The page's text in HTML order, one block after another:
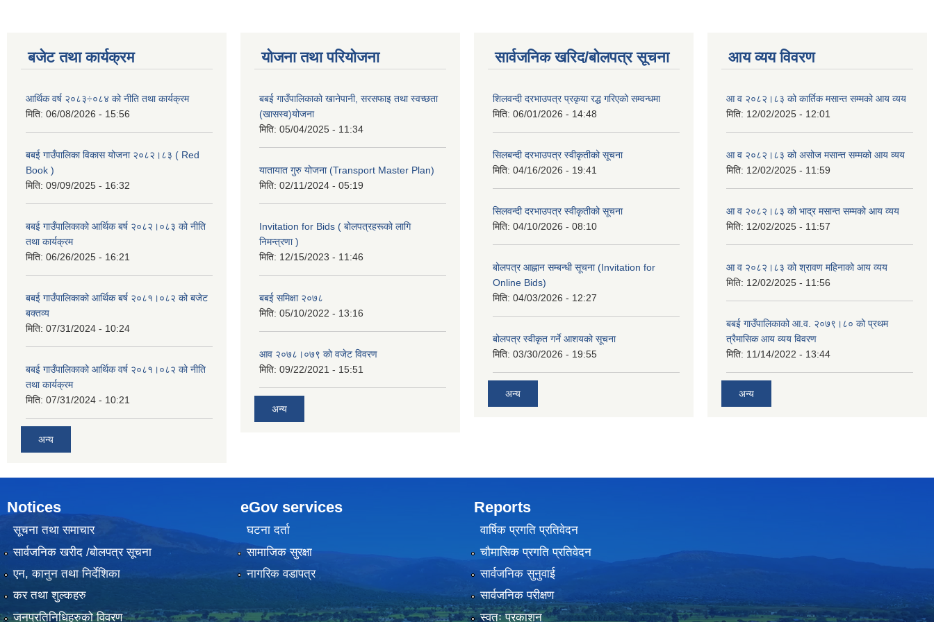
बजेट तथा कार्यक्रम
आर्थिक वर्ष २०८३÷०८४ को नीति तथा कार्यक्रम
मिति: 06/08/2026 - 15:56
बबई गाउँपालिका विकास योजना २०८२।८३ ( Red
Book )
मिति: 09/09/2025 - 16:32
बबई गाउँपालिकाको आर्थिक बर्ष २०८२।०८३ को नीति
तथा कार्यक्रम
मिति: 06/26/2025 - 16:21
बबई गाउँपालिकाको आर्थिक बर्ष २०८१।०८२ को बजेट
बक्तव्य
मिति: 07/31/2024 - 10:24
बबई गाउँपालिकाको आर्थिक वर्ष २०८१।०८२ को नीति
तथा कार्यक्रम
मिति: 07/31/2024 - 10:21
अन्य
योजना तथा परियोजना
बबई गाउँपालिकाको खानेपानी, सरसफाइ तथा स्वच्छता
(खासस्व)योजना
मिति: 05/04/2025 - 11:34
यातायात गुरु योजना (Transport Master Plan)
मिति: 02/11/2024 - 05:19
Invitation for Bids ( बोलपत्रहरूको लागि
निमन्त्रणा )
मिति: 12/15/2023 - 11:46
बबई समिक्षा २०७८
मिति: 05/10/2022 - 13:16
आव २०७८।०७९ काे वजेट विवरण
मिति: 09/22/2021 - 15:51
अन्य
सार्वजनिक खरिद/बोलपत्र सूचना
शिलवन्दी दरभाउपत्र प्रकृया रद्ध गरिएको सम्वन्धमा
मिति: 06/01/2026 - 14:48
सिलबन्दी दरभाउपत्र स्वीकृतीको सूचना
मिति: 04/16/2026 - 19:41
सिलवन्दी दरभाउपत्र स्वीकृतीको सूचना
मिति: 04/10/2026 - 08:10
बोलपत्र आह्नान सम्बन्धी सूचना (Invitation for
Online Bids)
मिति: 04/03/2026 - 12:27
बोलपत्र स्वीकृत गर्ने आशयको सूचना
मिति: 03/30/2026 - 19:55
अन्य
आय व्यय विवरण
आ व २०८२।८३ को कार्तिक मसान्त सम्मको आय व्यय
मिति: 12/02/2025 - 12:01
आ व २०८२।८३ को असोज मसान्त सम्मको आय व्यय
मिति: 12/02/2025 - 11:59
आ व २०८२।८३ को भाद्र मसान्त सम्मको आय व्यय
मिति: 12/02/2025 - 11:57
आ व २०८२।८३ को श्रावण महिनाको आय व्यय
मिति: 12/02/2025 - 11:56
बबई गाउँपालिकाको आ.व. २०७९।८० को प्रथम
त्रैमासिक आय व्यय विवरण
मिति: 11/14/2022 - 13:44
अन्य
Notices
सूचना तथा समाचार
सार्वजनिक खरीद /बोलपत्र सूचना
एन, कानुन तथा निर्देशिका
कर तथा शुल्कहरु
जनप्रतिनिधिहरुको विवरण
eGov services
घटना दर्ता
सामाजिक सुरक्षा
नागरिक वडापत्र
Reports
वार्षिक प्रगति प्रतिवेदन
चौमासिक प्रगति प्रतिवेदन
सार्वजनिक सुनुवाई
सार्वजनिक परीक्षण
स्वतः प्रकाशन